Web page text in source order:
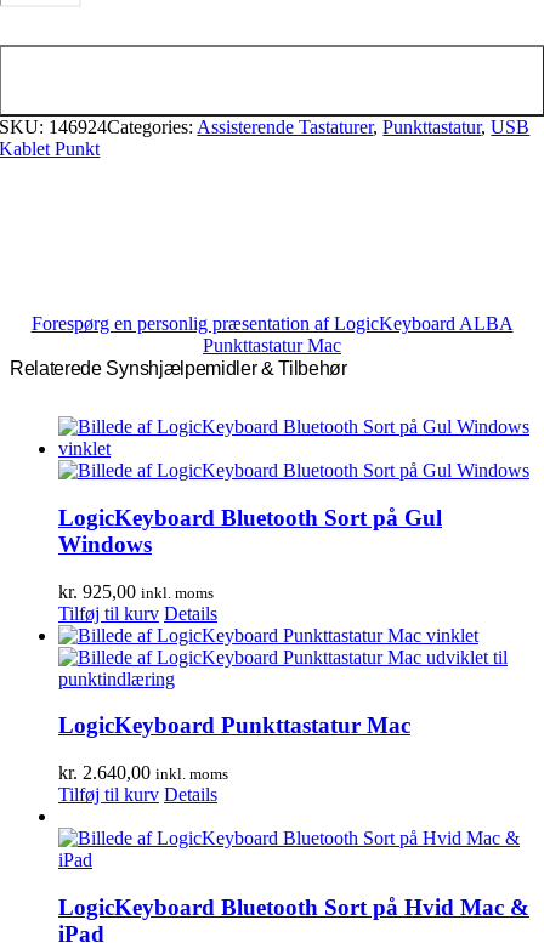
SKU: 146924Categories: Assisterende Tastaturer,Punkttastatur,USB
Kablet Punkt
Forespørg en personlig præsentation af LogicKeyboard ALBA
Punkttastatur Mac
Relaterede Synshjælpemidler & Tilbehør
LogicKeyboard Bluetooth Sort på Gul
Windows
kr. 925,00 inkl. moms
Tilføj til kurv Details
LogicKeyboard Punkttastatur Mac
kr. 2.640,00 inkl. moms
Tilføj til kurv Details
LogicKeyboard Bluetooth Sort på Hvid Mac &
iPad